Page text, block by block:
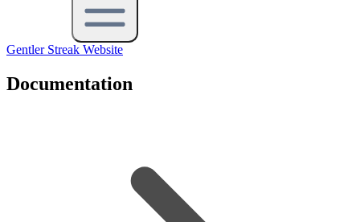
Gentler Streak Website
Documentation